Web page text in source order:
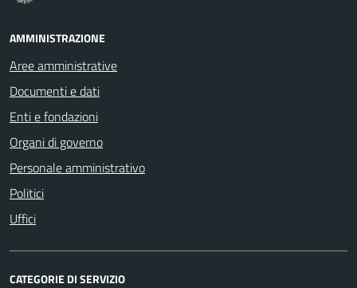
AMMINISTRAZIONE
Aree amministrative
Documenti e dati
Enti e fondazioni
Organi di governo
Personale amministrativo
Politici
Uffici
CATEGORIE DI SERVIZIO